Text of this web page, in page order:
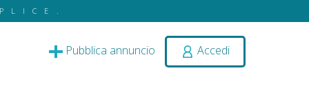
Pubblica annuncio Accedi